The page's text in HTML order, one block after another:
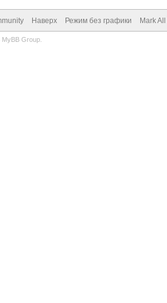
Наверх Режим без графики Mark
MyBB Group